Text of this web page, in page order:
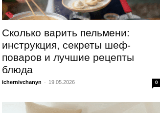
Сколько варить пельмени:
инструкция, секреты шеф-
поваров и лучшие рецепты
блюда
ichernivchanyn - 19.05.2026 0